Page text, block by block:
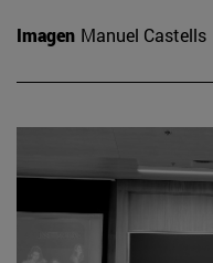
Imagen Manuel Castells